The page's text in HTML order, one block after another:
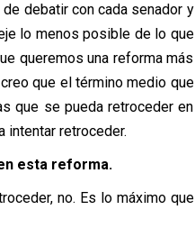
debatir con cada senador y
lo menos posible de lo que
queremos una reforma más
que el término medio que
que se pueda retroceder en
intentar retroceder.
esta reforma.
no. Es lo máximo que